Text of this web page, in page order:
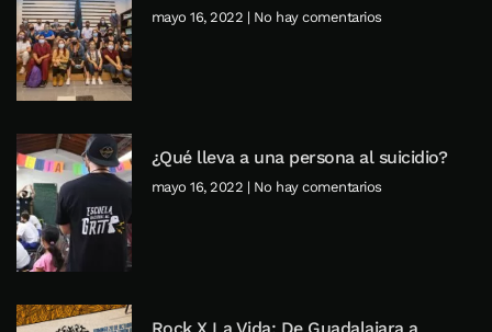
mayo 16, 2022 No hay comentarios
¿Qué lleva a una persona al suicidio?
mayo 16, 2022 No hay comentarios